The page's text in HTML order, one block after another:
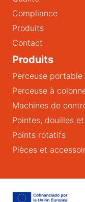
Compliance
Produits
Contact
Produits
Perceuse portable
Perceuse à
Machines de
Pointes, douilles
Points rotatifs
Pièces et